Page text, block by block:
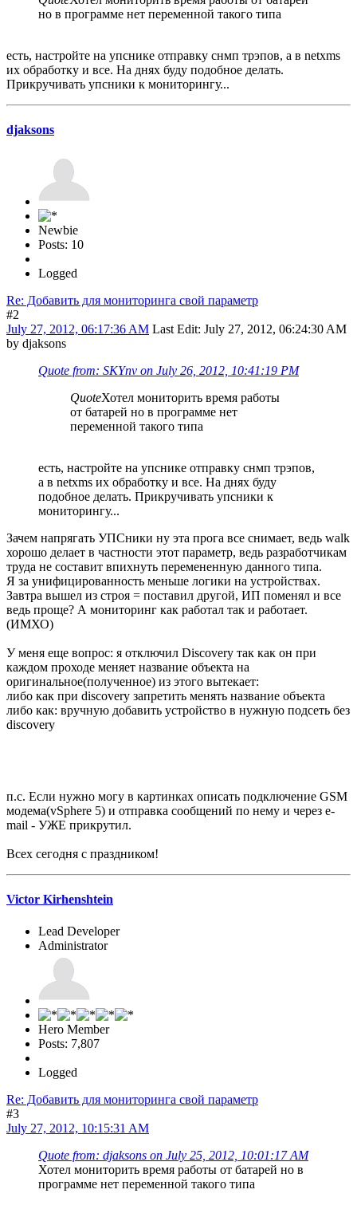
но в программе нет переменной такого типа
есть, настройте на упснике отправку снмп трэпов, а в netxms
их обработку и все. На днях буду подобное делать.
Прикручивать упсники к мониторингу...
djaksons
Newbie
Posts: 10
Logged
Re: Добавить для мониторинга свой параметр
#2
July 27, 2012, 06:17:36 AM Last Edit: July 27, 2012, 06:24:30 AM
by djaksons
Quote from: SKYnv on July 26, 2012, 10:41:19 PM
QuoteХотел мониторить время работы
от батарей но в программе нет
переменной такого типа
есть, настройте на упснике отправку снмп трэпов,
а в netxms их обработку и все. На днях буду
подобное делать. Прикручивать упсники к
мониторингу...
Зачем напрягать УПСники ну эта прога все снимает, ведь walk
хорошо делает в частности этот параметр, ведь разработчикам
труда не составит впихнуть перемененную данного типа.
Я за унифицированность меньше логики на устройствах.
Завтра вышел из строя = поставил другой, ИП поменял и все
ведь проще? А мониторинг как работал так и работает.
(ИМХО)
У меня еще вопрос: я отключил Discovery так как он при
каждом проходе меняет название объекта на
оригинальное(полученное) из этого вытекает:
либо как при discovery запретить менять название объекта
либо как: вручную добавить устройство в нужную подсеть без
discovery
п.с. Если нужно могу в картинках описать подключение GSM
модема(vSphere 5) и отправка сообщений по нему и через e-
mail - УЖЕ прикрутил.
Всех сегодня с праздником!
Victor Kirhenshtein
Lead Developer
Administrator
Hero Member
Posts: 7,807
Logged
Re: Добавить для мониторинга свой параметр
#3
July 27, 2012, 10:15:31 AM
Quote from: djaksons on July 25, 2012, 10:01:17 AM
Хотел мониторить время работы от батарей но в
программе нет переменной такого типа